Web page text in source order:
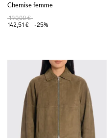
Chemise femme
190,00 €
142,51 €
-25%